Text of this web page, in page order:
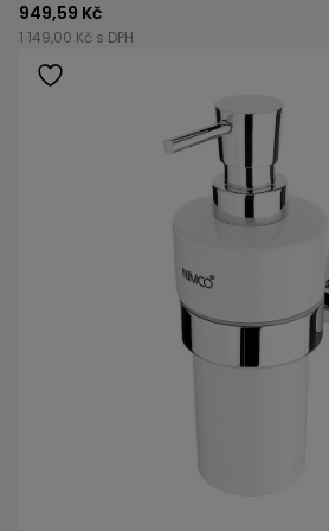
949,59 Kč
1 149,00 Kč s DPH